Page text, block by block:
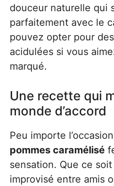
douceur naturelle qui
parfaitement avec le
pouvez opter pour
acidulées si vous
marqué.
Une recette qui
monde d’accord
Peu importe
pommes caramélisé
sensation. Que ce
improvisé entre amis